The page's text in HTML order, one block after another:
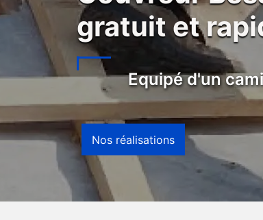
gratuit et
Equipé d'un
Nos réalisations